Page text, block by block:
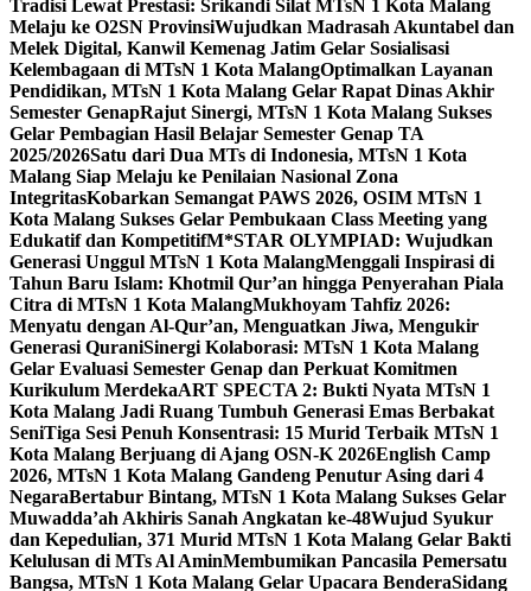
Tradisi Lewat Prestasi: Srikandi Silat MTsN 1 Kota Malang
Melaju ke O2SN ProvinsiWujudkan Madrasah Akuntabel dan
Melek Digital, Kanwil Kemenag Jatim Gelar Sosialisasi
Kelembagaan di MTsN 1 Kota MalangOptimalkan Layanan
Pendidikan, MTsN 1 Kota Malang Gelar Rapat Dinas Akhir
Semester GenapRajut Sinergi, MTsN 1 Kota Malang Sukses
Gelar Pembagian Hasil Belajar Semester Genap TA
2025/2026Satu dari Dua MTs di Indonesia, MTsN 1 Kota
Malang Siap Melaju ke Penilaian Nasional Zona
IntegritasKobarkan Semangat PAWS 2026, OSIM MTsN 1
Kota Malang Sukses Gelar Pembukaan Class Meeting yang
Edukatif dan KompetitifM*STAR OLYMPIAD: Wujudkan
Generasi Unggul MTsN 1 Kota MalangMenggali Inspirasi di
Tahun Baru Islam: Khotmil Qur’an hingga Penyerahan Piala
Citra di MTsN 1 Kota MalangMukhoyam Tahfiz 2026:
Menyatu dengan Al-Qur’an, Menguatkan Jiwa, Mengukir
Generasi QuraniSinergi Kolaborasi: MTsN 1 Kota Malang
Gelar Evaluasi Semester Genap dan Perkuat Komitmen
Kurikulum MerdekaART SPECTA 2: Bukti Nyata MTsN 1
Kota Malang Jadi Ruang Tumbuh Generasi Emas Berbakat
SeniTiga Sesi Penuh Konsentrasi: 15 Murid Terbaik MTsN 1
Kota Malang Berjuang di Ajang OSN-K 2026English Camp
2026, MTsN 1 Kota Malang Gandeng Penutur Asing dari 4
NegaraBertabur Bintang, MTsN 1 Kota Malang Sukses Gelar
Muwadda’ah Akhiris Sanah Angkatan ke-48Wujud Syukur
dan Kepedulian, 371 Murid MTsN 1 Kota Malang Gelar Bakti
Kelulusan di MTs Al AminMembumikan Pancasila Pemersatu
Bangsa, MTsN 1 Kota Malang Gelar Upacara BenderaSidang